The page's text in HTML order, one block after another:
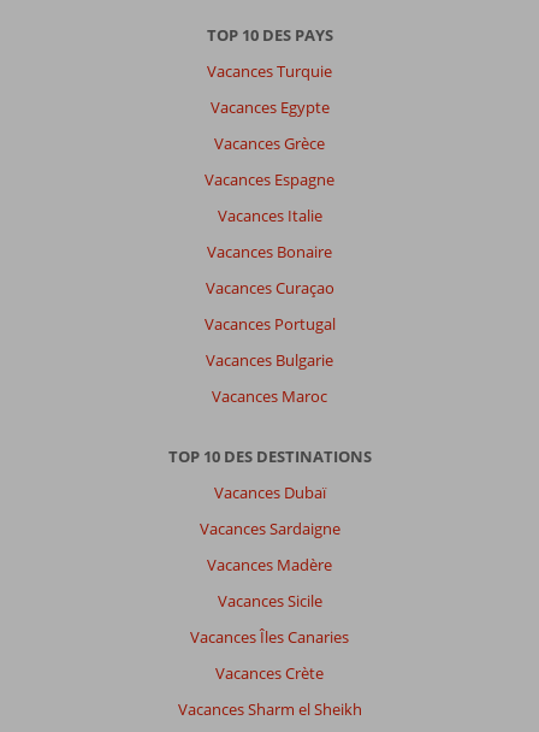
TOP 10 DES PAYS
Vacances Turquie
Vacances Egypte
Vacances Grèce
Vacances Espagne
Vacances Italie
Vacances Bonaire
Vacances Curaçao
Vacances Portugal
Vacances Bulgarie
Vacances Maroc
TOP 10 DES DESTINATIONS
Vacances Dubaï
Vacances Sardaigne
Vacances Madère
Vacances Sicile
Vacances Îles Canaries
Vacances Crète
Vacances Sharm el Sheikh